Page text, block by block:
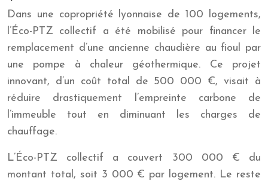
Dans une copropriété lyonnaise de 100 logements,
l’Éco-PTZ collectif a été mobilisé pour financer le
remplacement d’une ancienne chaudière au fioul par
une pompe à chaleur géothermique. Ce projet
innovant, d’un coût total de 500 000 €, visait à
réduire drastiquement l’empreinte carbone de
l’immeuble tout en diminuant les charges de
chauffage.
L’Éco-PTZ collectif a couvert 300 000 € du
montant total, soit 3 000 € par logement. Le reste